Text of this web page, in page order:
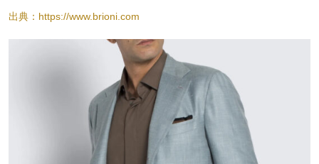
出典：https://www.brioni.com